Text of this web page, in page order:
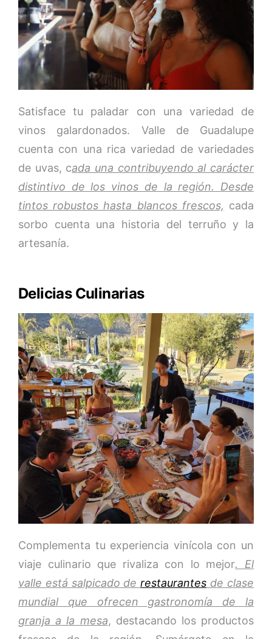
Satisface tu paladar con una variedad de
vinos galardonados. Valle de Guadalupe
cuenta con una rica variedad de variedades
de uvas, cada una contribuyendo al carácter
distintivo de los vinos de la región. Desde
tintos robustos hasta blancos frescos, cada
sorbo cuenta una historia del terruño y la
artesanía.
Delicias Culinarias
Complementa tu experiencia vinícola con un
viaje culinario que rivaliza con lo mejor. El
valle está salpicado derestaurantes de clase
mundial que ofrecen gastronomía de la
granja a la mesa, destacando los productos